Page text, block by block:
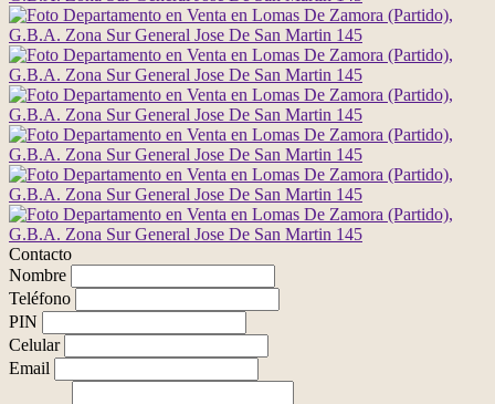
Contacto
Nombre
Teléfono
PIN
Celular
Email